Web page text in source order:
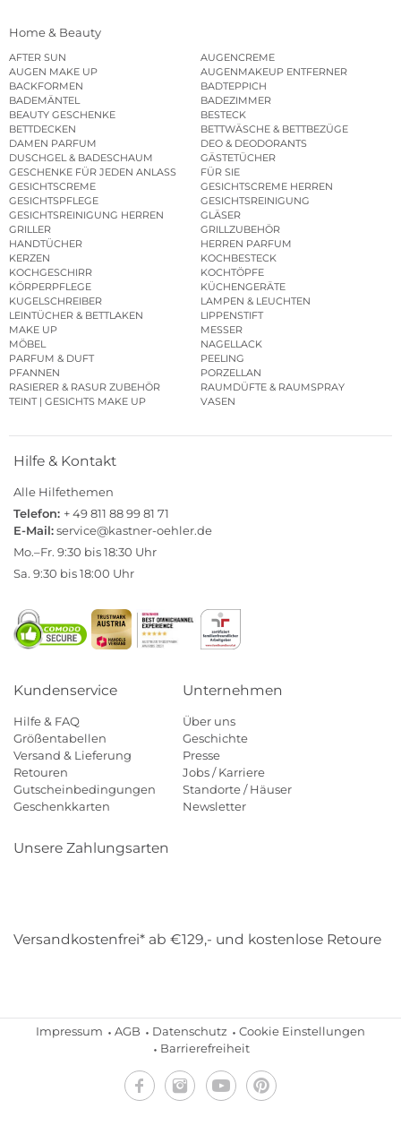
Home & Beauty
AFTER SUN
AUGENCREME
AUGEN MAKE UP
AUGENMAKEUP ENTFERNER
BACKFORMEN
BADTEPPICH
BADEMÄNTEL
BADEZIMMER
BEAUTY GESCHENKE
BESTECK
BETTDECKEN
BETTWÄSCHE & BETTBEZÜGE
DAMEN PARFUM
DEO & DEODORANTS
DUSCHGEL & BADESCHAUM
GÄSTETÜCHER
GESCHENKE FÜR JEDEN ANLASS
FÜR SIE
GESICHTSCREME
GESICHTSCREME HERREN
GESICHTSPFLEGE
GESICHTSREINIGUNG
GESICHTSREINIGUNG HERREN
GLÄSER
GRILLER
GRILLZUBEHÖR
HANDTÜCHER
HERREN PARFUM
KERZEN
KOCHBESTECK
KOCHGESCHIRR
KOCHTÖPFE
KÖRPERPFLEGE
KÜCHENGERÄTE
KUGELSCHREIBER
LAMPEN & LEUCHTEN
LEINTÜCHER & BETTLAKEN
LIPPENSTIFT
MAKE UP
MESSER
MÖBEL
NAGELLACK
PARFUM & DUFT
PEELING
PFANNEN
PORZELLAN
RASIERER & RASUR ZUBEHÖR
RAUMDÜFTE & RAUMSPRAY
TEINT | GESICHTS MAKE UP
VASEN
Hilfe & Kontakt
Alle Hilfethemen
Telefon: + 49 811 88 99 81 71
E-Mail:service@kastner-oehler.de
Mo.–Fr. 9:30 bis 18:30 Uhr
Sa. 9:30 bis 18:00 Uhr
Kundenservice
Hilfe & FAQ
Größentabellen
Versand & Lieferung
Retouren
Gutscheinbedingungen
Geschenkkarten
Unternehmen
Über uns
Geschichte
Presse
Jobs / Karriere
Standorte / Häuser
Newsletter
Unsere Zahlungsarten
Versandkostenfrei* ab €129,- und kostenlose Retoure
Impressum AGB Datenschutz
Cookie Einstellungen
Barrierefreiheit